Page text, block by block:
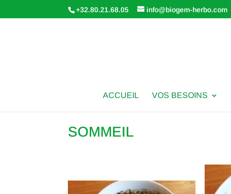
+32.80.21.68.05 info@biogem-herbo.com
ACCUEIL VOS BESOINS
SOMMEIL